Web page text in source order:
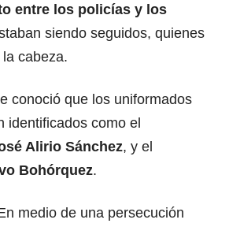
entre los policías y los
siendo seguidos, quienes
cabeza.
conoció que los uniformados
identificados como el
Alirio Sánchez, y el
Bohórquez.
medio de una persecución